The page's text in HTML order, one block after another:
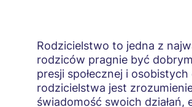
Rodzicielstwo to jedna z
rodziców pragnie być
presji społecznej i
rodzicielstwa jest
świadomość swoich